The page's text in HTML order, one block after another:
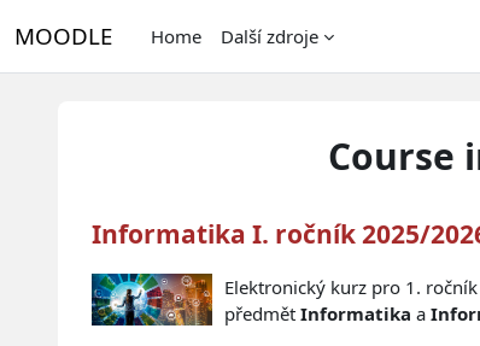
MOODLE Home Další zdroje
Course
Informatika I. ročník 2025/
Elektronický kurz pro 1.
předmět Informatika a